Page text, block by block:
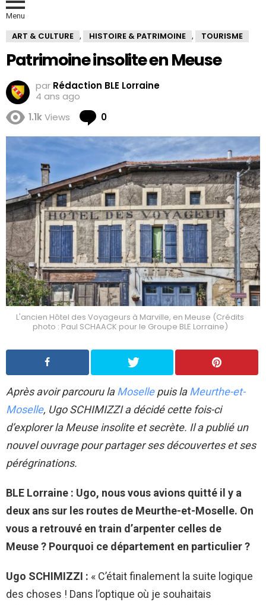
Menu
ART & CULTURE , HISTOIRE & PATRIMOINE , TOURISME
Patrimoine insolite en Meuse
par Rédaction BLE Lorraine
4 ans ago
1.1kViews 0
L'ancien Hôtel des Voyageurs à Marville, en Meuse (Crédits
photo : Paul SCHAACK pour le Groupe BLE Lorraine)
Après avoir parcouru laMosellepuis laMeurthe-et-
Moselle, Ugo SCHIMIZZI a décidé cette fois-ci
d’explorer la Meuse insolite et secrète. Il a publié un
nouvel ouvrage pour partager ses découvertes et ses
pérégrinations.
BLE Lorraine : Ugo, nous vous avions quitté il y a
deux ans sur les routes de Meurthe-et-Moselle. On
vous a retrouvé en train d’arpenter celles de
Meuse ? Pourquoi ce département en particulier ?
Ugo SCHIMIZZI : « C’était finalement la suite logique
des choses ! Dans l’optique où je souhaitais